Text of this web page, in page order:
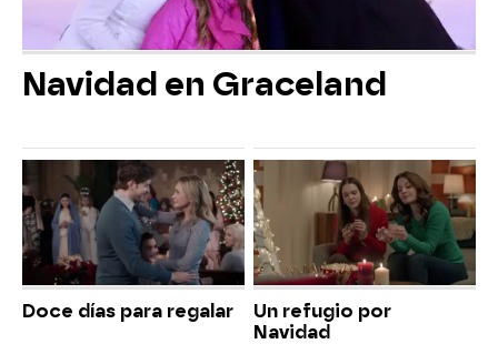
Navidad en Graceland
Doce días para regalar
Un refugio por
Navidad